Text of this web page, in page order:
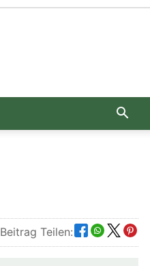
Beitrag Teilen: